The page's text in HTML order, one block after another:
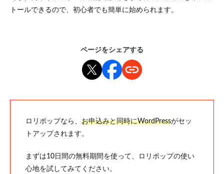
トールできるので、初心者でも簡単に始められます。
ページをシェアする
ロリポップなら、 お申込みと同時にWordPressがセッ
トアップされます。
まずは10日間の無料期間を使って、ロリポップの使い
心地を試してみてください。